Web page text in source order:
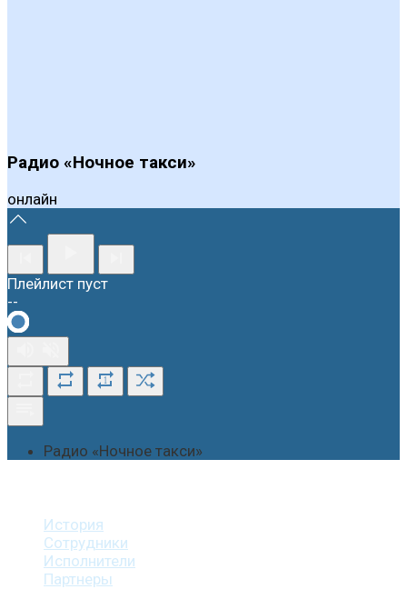
Радио «Ночное такси»
онлайн
Плейлист пуст
--
1
Радио «Ночное такси»
История
Сотрудники
Исполнители
Партнеры